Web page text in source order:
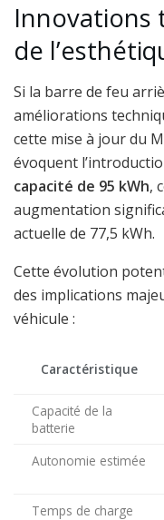
Innovations
de
Si la barre de feu
améliorations
cette mise à jour du
évoquent
capacité de 95 kWh,
augmentation
actuelle de 77,5 kWh.
Cette évolution
des implications
véhicule :
Caractéristique
Capacité de la
batterie
Autonomie estimée
Temps de charge